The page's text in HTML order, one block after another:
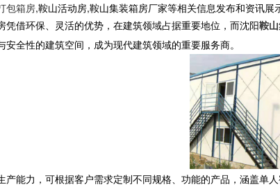
包箱房,鞍山活动房,鞍山集装箱房厂家等相关信息发布和资讯展
凭借环保、灵活的优势，在建筑领域占据重要地位，而沈阳鞍
全性的建筑空间，成为现代建筑领域的重要服务商。
产能力，可根据客户需求定制不同规格、功能的产品，涵盖